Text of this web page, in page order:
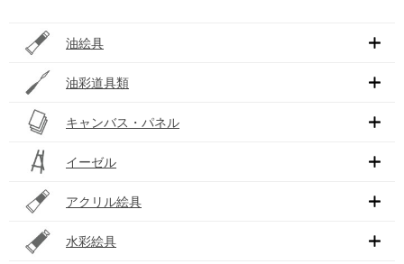
油絵具
油彩道具類
キャンバス・パネル
イーゼル
アクリル絵具
水彩絵具